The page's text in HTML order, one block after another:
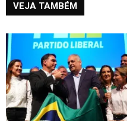
VEJA TAMBÉM